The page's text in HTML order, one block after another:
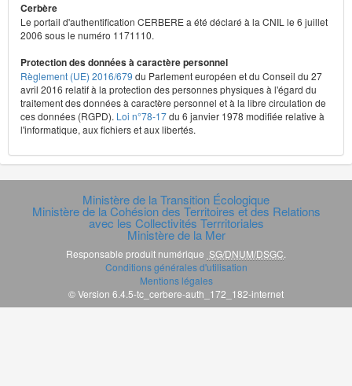
Cerbère
Le portail d'authentification CERBERE a été déclaré à la CNIL le 6 juillet
2006 sous le numéro 1171110.
Protection des données à caractère personnel
Règlement (UE) 2016/679 du Parlement européen et du Conseil du 27
avril 2016 relatif à la protection des personnes physiques à l'égard du
traitement des données à caractère personnel et à la libre circulation de
ces données (RGPD). Loi n°78-17du 6 janvier 1978 modifiée relative à
l'informatique, aux fichiers et aux libertés.
Ministère de la Transition Écologique
Ministère de la Cohésion des Territoires et des Relations
avec les Collectivités Terrritoriales
Ministère de la Mer
Responsable produit numérique SG/DNUM/DSGC
Conditions générales d'utilisation
Mentions légales
© Version 6.4.5-tc_cerbere-auth_172_182-internet